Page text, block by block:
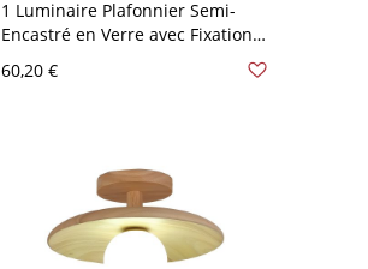
1 Luminaire Plafonnier Semi-
Encastré en Verre avec Fixation
en Alliage de Craie Adapté pour
LED/Incandescent/Fluorescent,
60,20 €